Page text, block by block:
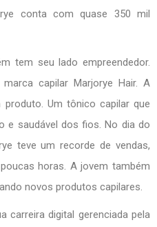
conta com quase 350 mil
tem seu lado empreendedor.
capilar Marjorye Hair. A
Um tônico capilar que
e saudável dos fios. No dia do
teve um recorde de vendas,
horas. A jovem também
novos produtos capilares.
carreira digital gerenciada pela